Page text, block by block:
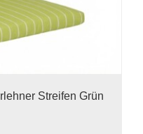
Streifen Grün